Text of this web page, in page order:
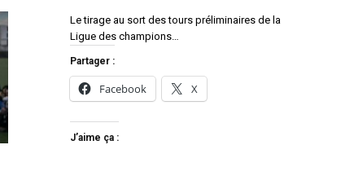
Le tirage au sort des tours préliminaires de la
Ligue des champions…
Partager :
Facebook X
J’aime ça :